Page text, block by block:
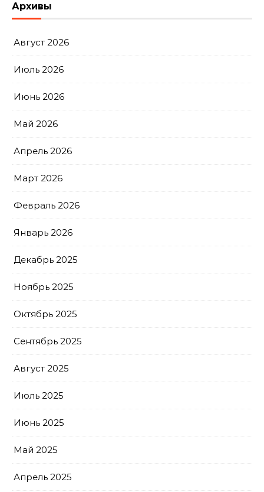
Архивы
Август 2026
Июль 2026
Июнь 2026
Май 2026
Апрель 2026
Март 2026
Февраль 2026
Январь 2026
Декабрь 2025
Ноябрь 2025
Октябрь 2025
Сентябрь 2025
Август 2025
Июль 2025
Июнь 2025
Май 2025
Апрель 2025